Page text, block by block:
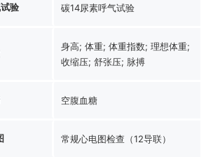
验 碳14尿素呼气试验
身高; 体重; 体重指数; 理想体重;
收缩压; 舒张压; 脉搏
空腹血糖
常规心电图检查（12导联）